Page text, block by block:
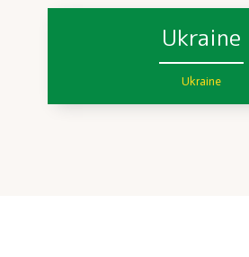
Ukraine
Ukraine